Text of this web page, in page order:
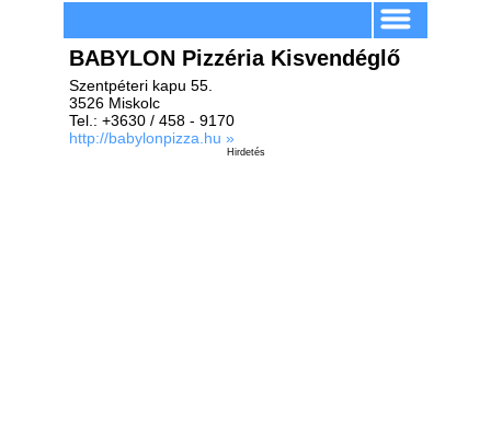
BABYLON Pizzéria Kisvendéglő
Szentpéteri kapu 55.
3526 Miskolc
Tel.: +3630 / 458 - 9170
http://babylonpizza.hu »
Hirdetés